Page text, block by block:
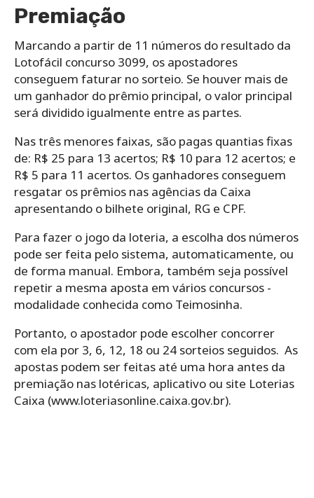
Premiação
Marcando a partir de 11 números do resultado da
Lotofácil concurso 3099, os apostadores
conseguem faturar no sorteio. Se houver mais de
um ganhador do prêmio principal, o valor principal
será dividido igualmente entre as partes.
Nas três menores faixas, são pagas quantias fixas
de: R$ 25 para 13 acertos; R$ 10 para 12 acertos; e
R$ 5 para 11 acertos. Os ganhadores conseguem
resgatar os prêmios nas agências da Caixa
apresentando o bilhete original, RG e CPF.
Para‌ ‌fazer‌ ‌o‌ ‌jogo da loteria,‌ ‌a‌ ‌escolha‌ ‌dos‌ ‌números‌
‌pode‌ ‌ser‌ ‌feita‌ ‌pelo‌ ‌sistema,‌ ‌automaticamente,‌ ‌ou‌
‌de‌ ‌forma‌ ‌manual.‌ Embora, ‌também‌ ‌seja‌ ‌possível‌
‌repetir‌ ‌a‌ ‌mesma‌ ‌aposta‌ ‌em‌ ‌vários‌ ‌concursos -‌
‌modalidade‌ ‌conhecida‌ ‌como‌ ‌Teimosinha.‌ ‌
Portanto, o ‌apostador‌ ‌pode‌ ‌escolher‌ ‌concorrer‌
‌com‌ ‌ela‌ ‌por‌ ‌3,‌ ‌6,‌ ‌12,‌ ‌18‌ ‌ou‌ ‌24‌ ‌sorteios seguidos.‌ ‌ As
apostas podem ser feitas até uma hora antes da
premiação nas lotéricas, aplicativo ou site Loterias
Caixa (www.loteriasonline.caixa.gov.br).